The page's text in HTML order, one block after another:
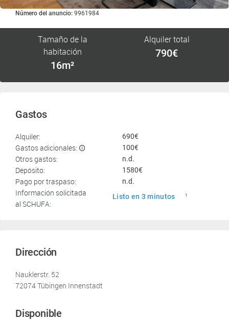
Número del anuncio: 9961984
Tamaño de la
habitación
16m²
Alquiler total
790€
Gastos
Alquiler: 690€
Gastos adicionales: 100€
Otros gastos: n.d.
Depósito: 1580€
Pago por traspaso: n.d.
Información solicitada
al SCHUFA:
Listo en 3 minutos 1
Dirección
Nauklerstr. 52
72074 Tübingen Innenstadt
Disponible